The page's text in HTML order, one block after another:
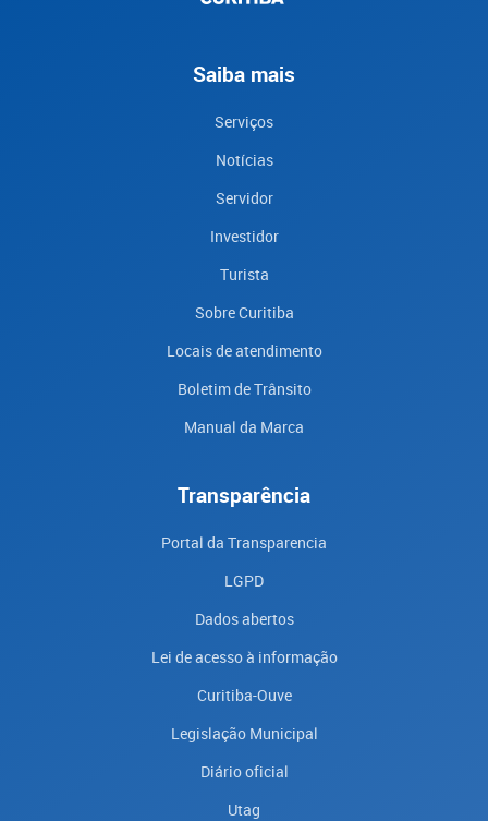
Saiba mais
Serviços
Notícias
Servidor
Investidor
Turista
Sobre Curitiba
Locais de atendimento
Boletim de Trânsito
Manual da Marca
Transparência
Portal da Transparencia
LGPD
Dados abertos
Lei de acesso à informação
Curitiba-Ouve
Legislação Municipal
Diário oficial
Utag